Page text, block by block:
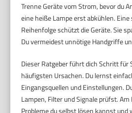
Trenne Geräte vom Strom, bevor du
eine heiße Lampe erst abkühlen.
Reihenfolge schützt die Geräte. Sie
Du vermeidest unnötige Handgriffe
Dieser Ratgeber führt dich Schritt für
häufigsten Ursachen. Du lernst
Eingangsquellen und Einstellungen.
Lampen, Filter und Signale prüfst.
Probleme du selbst lösen kannst und